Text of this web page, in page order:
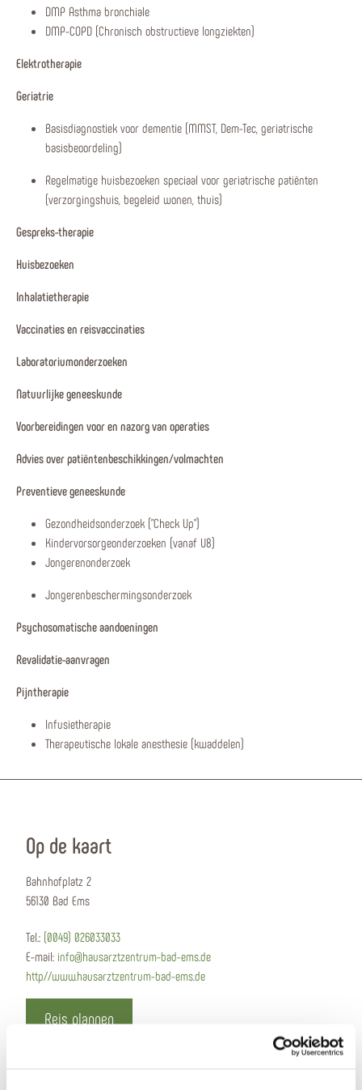
DMP Asthma bronchiale
DMP-COPD (Chronisch obstructieve longziekten)
Elektrotherapie
Geriatrie
Basisdiagnostiek voor dementie (MMST, Dem-Tec, geriatrische
basisbeoordeling)
Regelmatige huisbezoeken speciaal voor geriatrische patiënten
(verzorgingshuis, begeleid wonen, thuis)
Gespreks-therapie
Huisbezoeken
Inhalatietherapie
Vaccinaties en reisvaccinaties
Laboratoriumonderzoeken
Natuurlijke geneeskunde
Voorbereidingen voor en nazorg van operaties
Advies over patiëntenbeschikkingen/volmachten
Preventieve geneeskunde
Gezondheidsonderzoek ("Check Up")
Kindervorsorgeonderzoeken (vanaf U8)
Jongerenonderzoek
Jongerenbeschermingsonderzoek
Psychosomatische aandoeningen
Revalidatie-aanvragen
Pijntherapie
Infusietherapie
Therapeutische lokale anesthesie (kwaddelen)
Op de kaart
Bahnhofplatz 2
56130 Bad Ems
Tel.: (0049) 026033033
E-mail: info@hausarztzentrum-bad-ems.de
http//www.hausarztzentrum-bad-ems.de
Reis plannen